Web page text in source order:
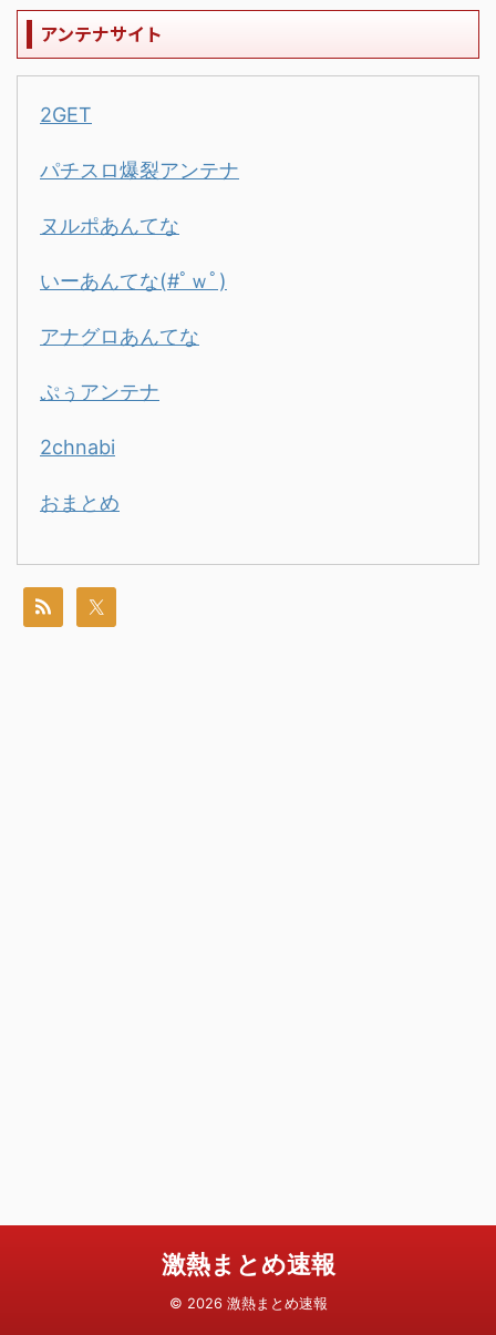
アンテナサイト
2GET
パチスロ爆裂アンテナ
ヌルポあんてな
いーあんてな(#ﾟｗﾟ)
アナグロあんてな
ぷぅアンテナ
2chnabi
おまとめ
激熱まとめ速報
© 2026 激熱まとめ速報